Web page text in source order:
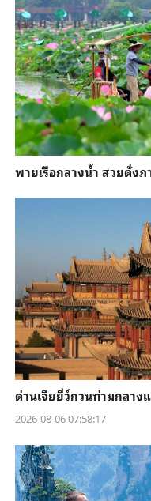
พายเรือกลางน้ำ สวยดั่งภ
ด่านเจียยี่ว์กวนท่ามกลา
2026-08-06 07:58:17